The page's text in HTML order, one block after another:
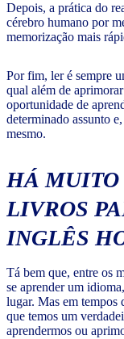
Depois, a prática do
cérebro humano por
memorização mais
Por fim, ler é sempre
qual além de
oportunidade de
determinado assunto
mesmo.
HÁ MUITO
LIVROS
INGLÊS
Tá bem que, entre os
se aprender um
lugar. Mas em tempos
que temos um
aprendermos ou